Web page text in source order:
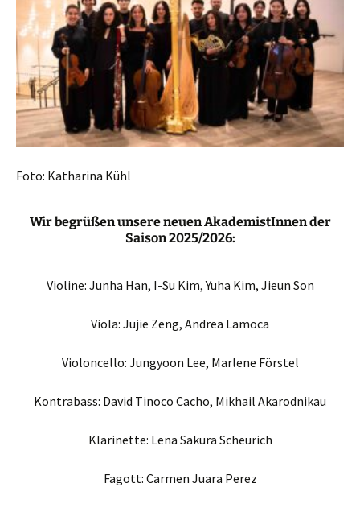
Foto: Katharina Kühl
Wir begrüßen unsere neuen AkademistInnen der
Saison 2025/2026:
Violine: Junha Han, I-Su Kim, Yuha Kim, Jieun Son
Viola: Jujie Zeng, Andrea Lamoca
Violoncello: Jungyoon Lee, Marlene Förstel
Kontrabass: David Tinoco Cacho, Mikhail Akarodnikau
Klarinette: Lena Sakura Scheurich
Fagott: Carmen Juara Perez